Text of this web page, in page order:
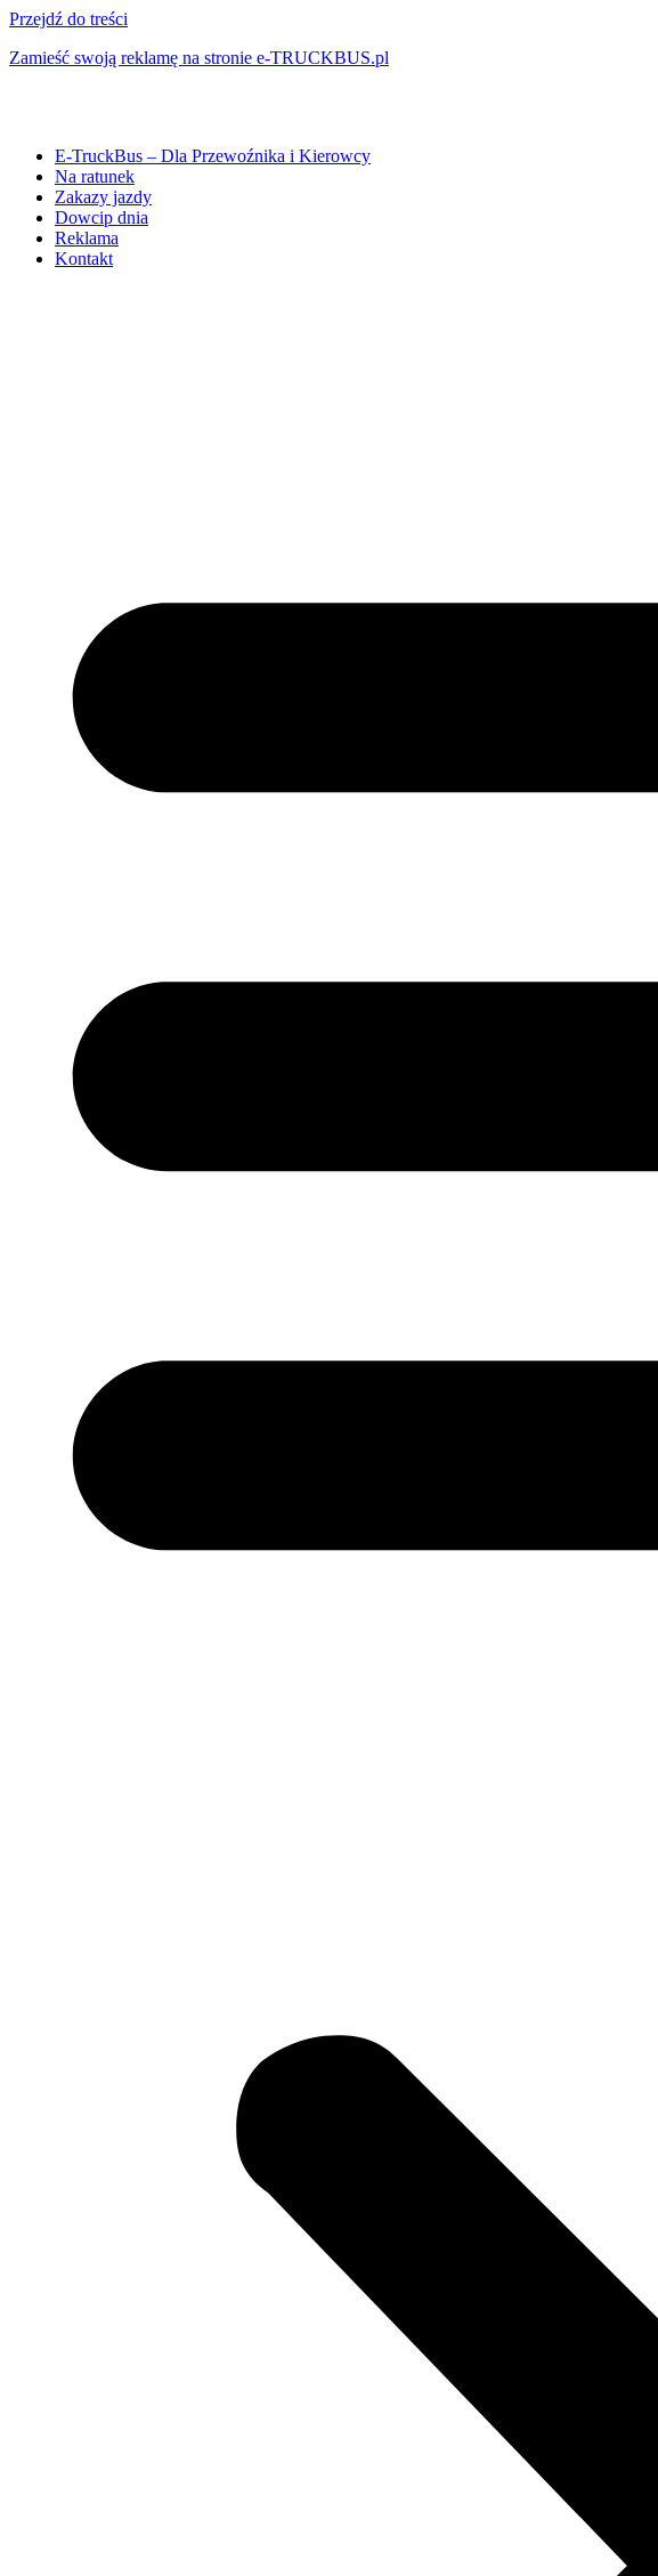
Przejdź do treści
Zamieść swoją reklamę na stronie e-TRUCKBUS.pl
E-TruckBus – Dla Przewoźnika i Kierowcy
Na ratunek
Zakazy jazdy
Dowcip dnia
Reklama
Kontakt